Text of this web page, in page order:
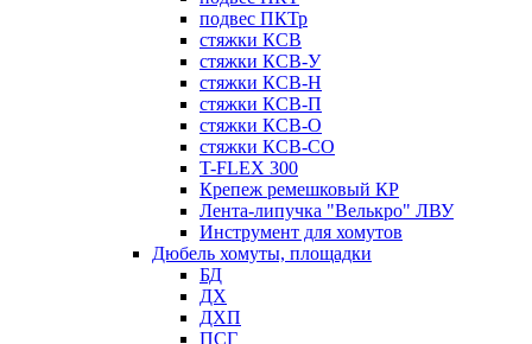
подвес ПКТр
стяжки КСВ
стяжки КСВ-У
стяжки КСВ-Н
стяжки КСВ-П
стяжки КСВ-О
стяжки КСВ-СО
T-FLEX 300
Крепеж ремешковый КР
Лента-липучка "Велькро" ЛВУ
Инструмент для хомутов
Дюбель хомуты, площадки
БД
ДХ
ДХП
ПСГ